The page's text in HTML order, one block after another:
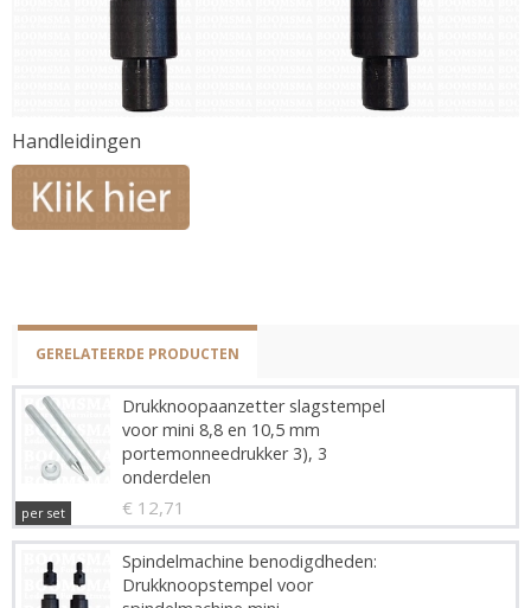
Handleidingen
GERELATEERDE PRODUCTEN
Drukknoopaanzetter slagstempel
voor mini 8,8 en 10,5 mm
portemonneedrukker 3), 3
onderdelen
€ 12,71
per set
Spindelmachine benodigdheden:
Drukknoopstempel voor